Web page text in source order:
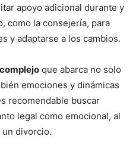
apoyo adicional durante y
como la consejería, para
y adaptarse a los cambios.
que abarca no solo
emociones y dinámicas
recomendable buscar
legal como emocional, al
un divorcio.